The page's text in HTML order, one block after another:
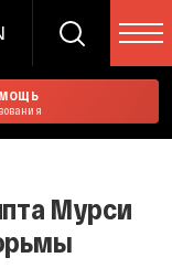
Мурси